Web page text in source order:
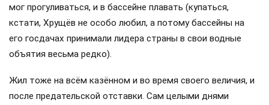
мог прогуливаться, и в бассейне плавать (купаться,
кстати, Хрущёв не особо любил, а потому бассейны на
его госдачах принимали лидера страны в свои водные
объятия весьма редко).
Жил тоже на всём казённом и во время своего величия, и
после предательской отставки. Сам целыми днями